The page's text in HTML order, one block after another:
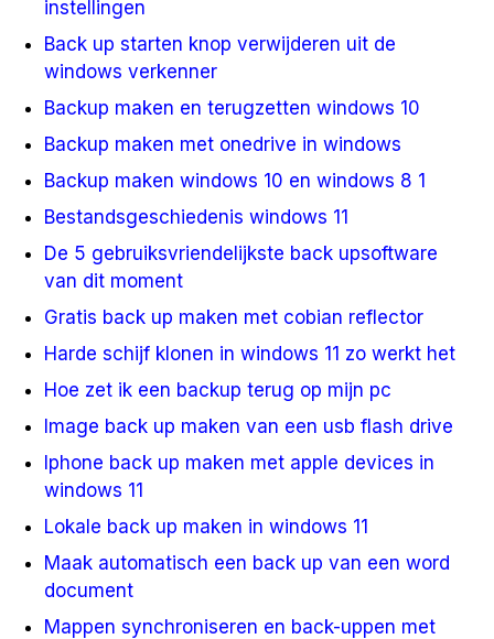
instellingen
Back up starten knop verwijderen uit de
windows verkenner
Backup maken en terugzetten windows 10
Backup maken met onedrive in windows
Backup maken windows 10 en windows 8 1
Bestandsgeschiedenis windows 11
De 5 gebruiksvriendelijkste back upsoftware
van dit moment
Gratis back up maken met cobian reflector
Harde schijf klonen in windows 11 zo werkt het
Hoe zet ik een backup terug op mijn pc
Image back up maken van een usb flash drive
Iphone back up maken met apple devices in
windows 11
Lokale back up maken in windows 11
Maak automatisch een back up van een word
document
Mappen synchroniseren en back-uppen met